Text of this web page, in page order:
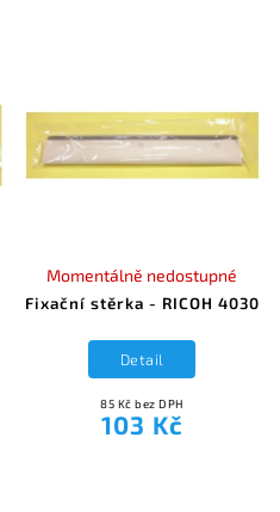
Fixační stěrka - RICOH 4030
Momentálně nedostupné
85 Kč bez DPH
103 Kč
Detail